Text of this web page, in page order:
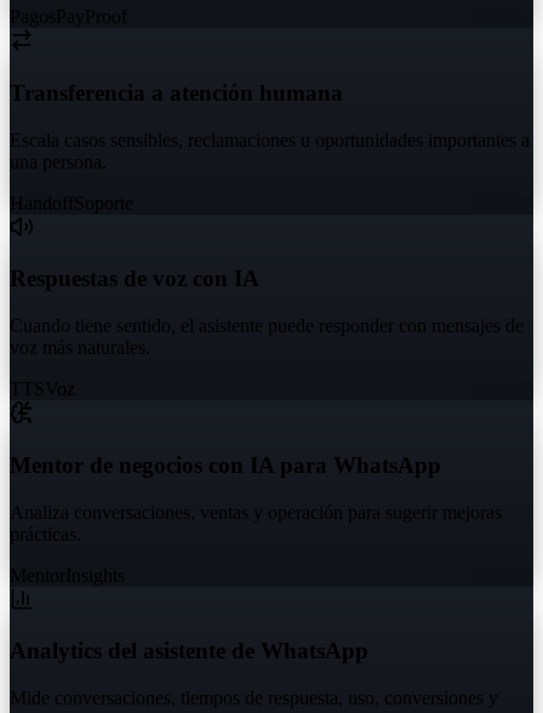
PagosPayProof
Transferencia a atención humana
Escala casos sensibles, reclamaciones u oportunidades importantes a
una persona.
Handoff Soporte
Respuestas de voz con IA
Cuando tiene sentido, el asistente puede responder con mensajes de
voz más naturales.
TTS Voz
Mentor de negocios con IA para WhatsApp
Analiza conversaciones, ventas y operación para sugerir mejoras
prácticas.
Mentor Insights
Analytics del asistente de WhatsApp
Mide conversaciones, tiempos de respuesta, uso, conversiones y